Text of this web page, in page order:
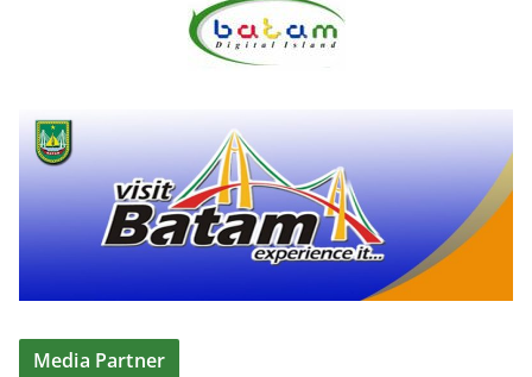
Media Partner